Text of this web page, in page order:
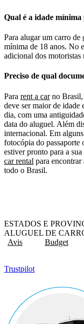
Qual é a idade
Para alugar um carro de
mínima de 18 anos. No
adicional dos motoristas
Preciso de qual
Para rent a carno Brasil,
deve ser maior de idade
dia, com uma
data do aluguel. Além
internacional. Em
fotocópia do passaporte
estiver pronto para a
car rental para encontrar
todo o Brasil.
ESTADOS E
ALUGUEL DE
Avis
Budget
Trustpilot